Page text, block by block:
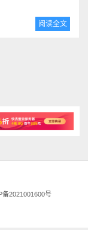
阅读全文
备2021001600号